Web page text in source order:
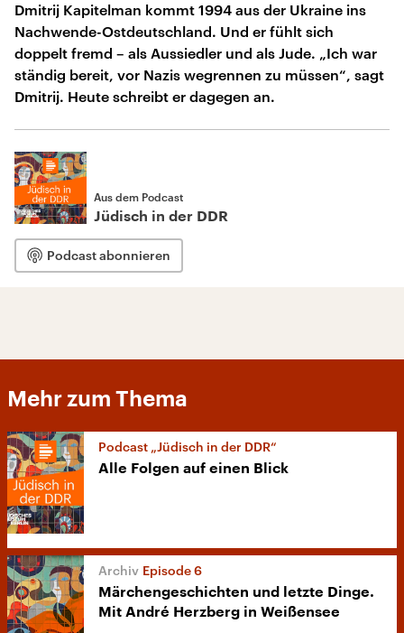
Dmitrij Kapitelman kommt 1994 aus der Ukraine ins
Nachwende-Ostdeutschland. Und er fühlt sich
doppelt fremd – als Aussiedler und als Jude. „Ich war
ständig bereit, vor Nazis wegrennen zu müssen“, sagt
Dmitrij. Heute schreibt er dagegen an.
Aus dem Podcast
Jüdisch in der DDR
Podcast abonnieren
Mehr zum Thema
Podcast „Jüdisch in der DDR“
Alle Folgen auf einen Blick
Episode 6
Märchengeschichten und letzte Dinge.
Mit André Herzberg in Weißensee